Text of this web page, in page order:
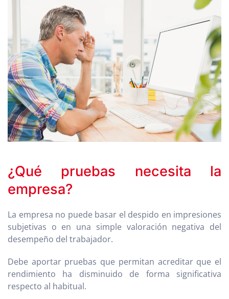
¿Qué pruebas necesita la
empresa?
La empresa no puede basar el despido en impresiones
subjetivas o en una simple valoración negativa del
desempeño del trabajador.
Debe aportar pruebas que permitan acreditar que el
rendimiento ha disminuido de forma significativa
respecto al habitual.